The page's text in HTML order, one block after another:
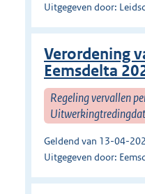
Uitgegeven door:
Verordening
Eemsdelta
Regeling vervallen
Geldend van 13-04-
Uitgegeven door: